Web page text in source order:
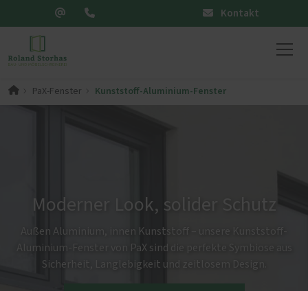
Kontakt
PaX-Fenster Kunststoff-Aluminium-Fenster
Moderner Look, solider Schutz
Außen Aluminium, innen Kunststoff – unsere Kunststoff-
Aluminium-Fenster von PaX sind die perfekte Symbiose aus
Sicherheit, Langlebigkeit und zeitlosem Design.